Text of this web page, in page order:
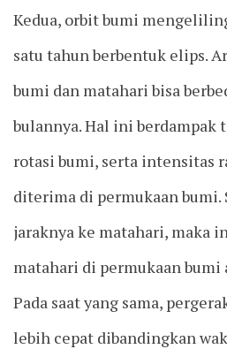
Kedua, orbit bumi
satu tahun berbentuk elips.
bumi dan matahari bisa
bulannya. Hal ini berdampak
rotasi bumi, serta intensitas
diterima di permukaan bumi.
jaraknya ke matahari, maka
matahari di permukaan bumi
Pada saat yang sama,
lebih cepat dibandingkan